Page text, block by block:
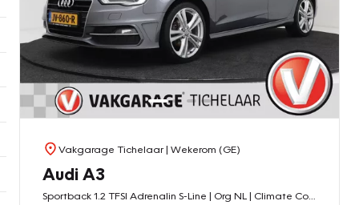
Vakgarage Tichelaar| Wekerom (GE)
Audi A3